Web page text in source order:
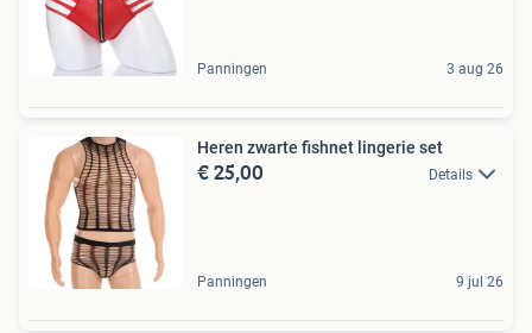
Panningen 3 aug 26
Heren zwarte fishnet lingerie set
€ 25,00 Details
Panningen 9 jul 26